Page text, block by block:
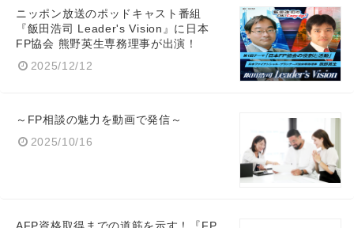
ニッポン放送のポッドキャスト番組
『飯田浩司 Leader's Vision』に日本
FP協会 熊野英生専務理事が出演！
2025/12/12
～FP相談の魅力を動画で発信～
2025/10/16